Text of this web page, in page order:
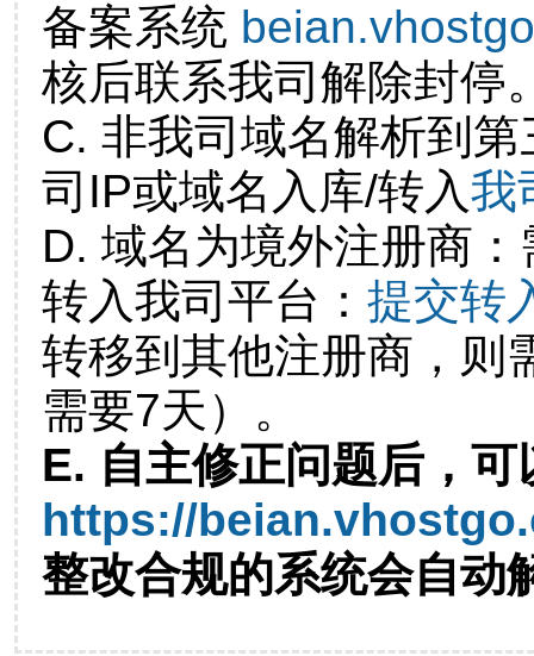
备案系统
核后联系我司解除封停
C. 非我司域名解析到
司IP或域名入库/转入我
D. 域名为境外注册商
转入我司平台： 提交转
转移到其他注册商，则
需要7天）。
E. 自主修正问题后，可
https://
整改合规的系统会自动